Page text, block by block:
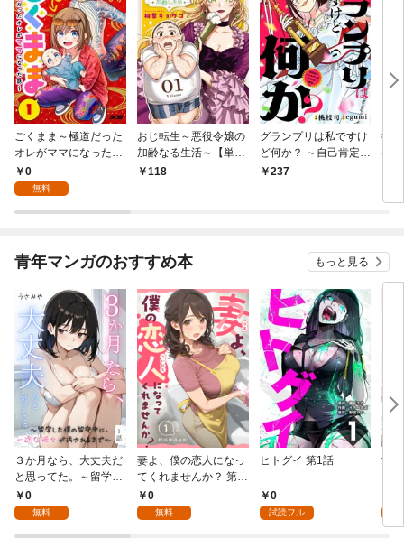
ごくまま～極道だった
オレがママになった話
～【単話】（１）
0
無料
おじ転生～悪役令嬢の
加齢なる生活～【単
話】（１）
118
グランプリは私ですけ
ど何か？ ～自己肯定モ
ンスターのミスコン無
237
後
は
青年マンガのおすすめ本 もっと見る
３か月なら、大丈夫だ
と思ってた。～留学し
た僕の留守中に、一途
な彼女が汚されるまで
0
無料
妻よ、僕の恋人になっ
てくれませんか？ 第1
話0
無料
ヒトグイ 第1話
0
試読フル
世